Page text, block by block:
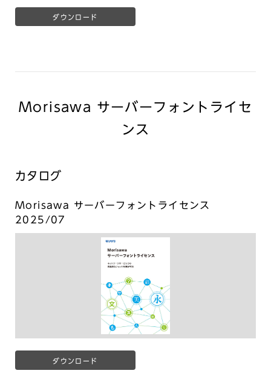
ダウンロード
Morisawa サーバーフォントライセ
ンス
カタログ
Morisawa サーバーフォントライセンス
2025/07
ダウンロード